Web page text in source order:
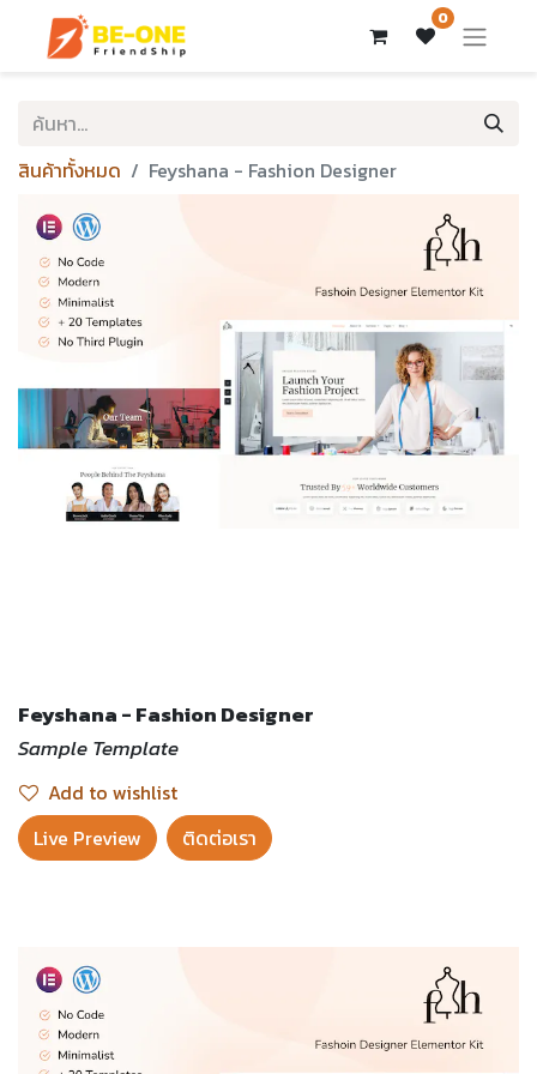
0
สินค้าทั้งหมด Feyshana - Fashion Designer
Feyshana - Fashion Designer
Sample Template
Add to wishlist
Live Preview​
ติดต่อเรา